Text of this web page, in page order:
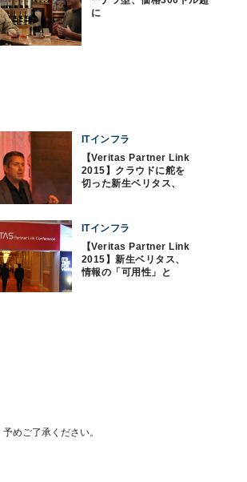
に
ITインフラ
【Veritas Partner Link
2015】クラウドに舵を
切った新生ベリタス、
ITインフラ
【Veritas Partner Link
2015】新生ベリタス、
情報の「可用性」と
めご了承ください。